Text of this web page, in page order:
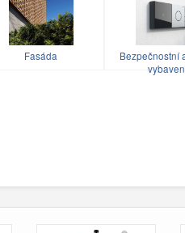
Fasáda
Bezpečnostní